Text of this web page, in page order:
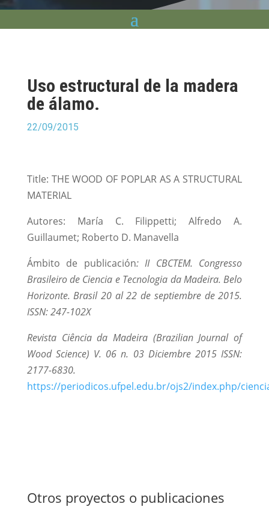
Uso estructural de la madera
de álamo.
22/09/2015
Title: THE WOOD OF POPLAR AS A STRUCTURAL
MATERIAL
Autores: María C. Filippetti; Alfredo A.
Guillaumet; Roberto D. Manavella
Ámbito de publicación: II CBCTEM. Congresso
Brasileiro de Ciencia e Tecnologia da Madeira. Belo
Horizonte. Brasil 20 al 22 de septiembre de 2015.
ISSN: 247-102X
Revista Ciência da Madeira (Brazilian Journal of
Wood Science) V. 06 n. 03 Diciembre 2015 ISSN:
2177-6830.
https://periodicos.ufpel.edu.br/ojs2/index.php/
Otros proyectos o publicaciones